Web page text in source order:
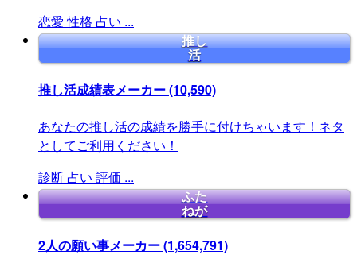
恋愛 性格 占い ...
推し
活
推し活成績表メーカー(10,590)
あなたの推し活の成績を勝手に付けちゃいます！ネタ
としてご利用ください！
診断 占い 評価 ...
ふた
ねが
2人の願い事メーカー(1,654,791)